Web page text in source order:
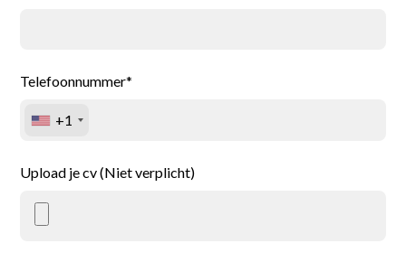
Telefoonnummer*
+1
Upload je cv (Niet verplicht)